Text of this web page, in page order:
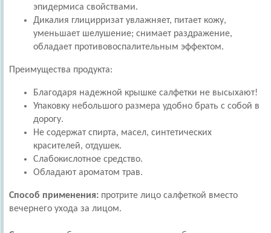
эпидермиса свойствами.
Дикалия глицирризат увлажняет, питает кожу,
уменьшает шелушение; снимает раздражение,
обладает противовоспалительным эффектом.
Преимущества продукта:
Благодаря надежной крышке салфетки не высыхают!
Упаковку небольшого размера удобно брать с собой в
дорогу.
Не содержат спирта, масел, синтетических
красителей, отдушек.
Слабокислотное средство.
Обладают ароматом трав.
Способ применения: протрите лицо салфеткой вместо
вечернего ухода за лицом.